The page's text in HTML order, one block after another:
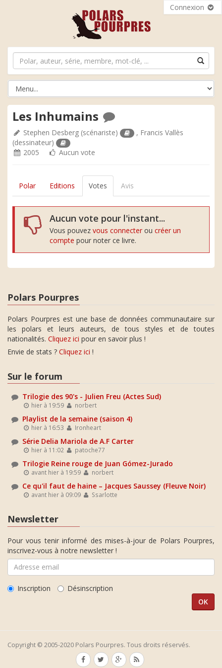
Connexion
Les Inhumains
Stephen Desberg (scénariste) , Francis Vallès
(dessinateur)
2005
Aucun vote
Polar Editions Votes Avis
Aucun vote pour l'instant...
Vous pouvez vous connecter ou créer un
compte pour noter ce livre.
Polars Pourpres
Polars Pourpres est une base de données communautaire sur
les polars et leurs auteurs, de tous styles et de toutes
nationalités. Cliquez ici pour en savoir plus !
Envie de stats ? Cliquez ici !
Sur le forum
Trilogie des 90's - Julien Freu (Actes Sud)
hier à 19:59 norbert
Playlist de la semaine (saison 4)
hier à 16:53 Ironheart
Série Delia Mariola de A.F Carter
hier à 11:02 patoche77
Trilogie Reine rouge de Juan Gómez-Jurado
avant hier à 19:59 norbert
Ce qu'il faut de haine – Jacques Saussey (Fleuve Noir)
avant hier à 09:09 Ssarlotte
Newsletter
Pour vous tenir informé des mises-à-jour de Polars Pourpres,
inscrivez-vous à notre newsletter !
Inscription Désinscription
Copyright © 2005-2020 Polars Pourpres. Tous droits réservés.